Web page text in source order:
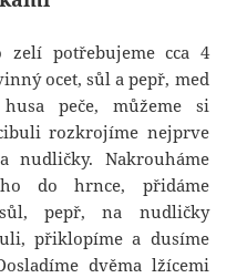
zelí potřebujeme cca 4
ocet, sůl a pepř, med
peče, můžeme si
rozkrojíme nejprve
Nakrouháme
do hrnce, přidáme
pepř, na nudličky
přiklopíme a dusíme
dvěma lžícemi